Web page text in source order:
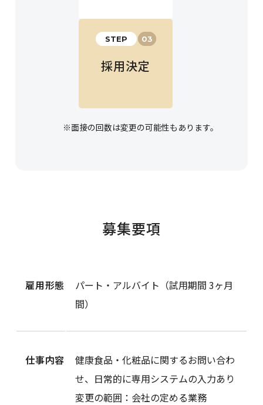
STEP 03
採用決定
※面接の回数は変更の可能性もあります。
募集要項
雇用形態
パート・アルバイト（試用期間 3ヶ月
間）
仕事内容
健康食品・化粧品に関するお問い合わ
せ、日常的に専用システムの入力あり
変更の範囲：会社の定める業務